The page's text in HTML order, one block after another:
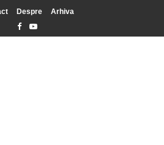
Despre Arhiva